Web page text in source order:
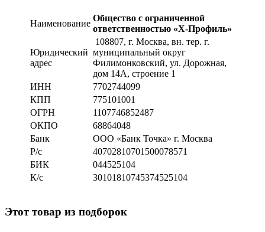
Наименование
Общество с ограниченной
ответственностью «Х-Профиль»
Юридический
адрес
108807, г. Москва, вн. тер. г.
муниципальный округ
Филимонковский, ул. Дорожная,
дом 14А, строение 1
ИНН
7702744099
КПП
775101001
ОГРН
1107746852487
ОКПО
68864048
Банк
ООО «Банк Точка» г. Москва
Р/с
40702810701500078571
БИК
044525104
К/с
30101810745374525104
Этот товар из подборок